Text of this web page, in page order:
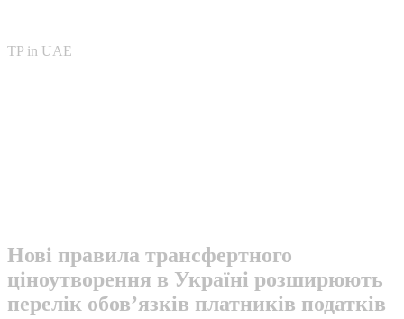
TP in UAE
Нові правила трансфертного
ціноутворення в Україні розширюють
перелік обов’язків платників податків